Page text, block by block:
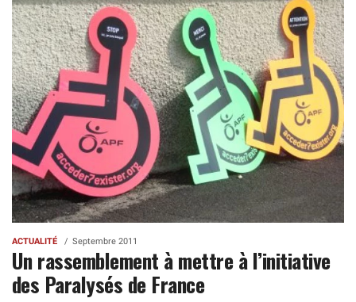
ACTUALITÉ Septembre 2011
Un rassemblement à mettre à l’initiative
des Paralysés de France